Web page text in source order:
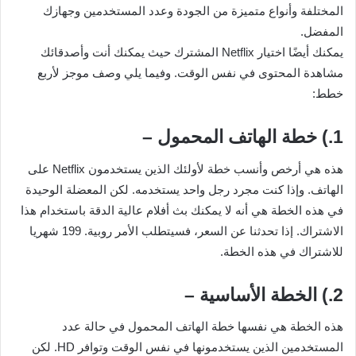
المختلفة وأنواع متميزة من الجودة وعدد المستخدمين وجهازك
المفضل.
يمكنك أيضًا اختيار Netflix المشترك حيث يمكنك أنت وأصدقائك
مشاهدة المحتوى في نفس الوقت. وفيما يلي وصف موجز لأربع
خطط:
1.) خطة الهاتف المحمول –
هذه هي أرخص وأنسب خطة لأولئك الذين يستخدمون Netflix على
الهاتف. وإذا كنت مجرد رجل واحد يستخدمه. لكن المعضلة الوحيدة
في هذه الخطة هي أنه لا يمكنك بث أفلام عالية الدقة باستخدام هذا
الاشتراك. إذا تحدثنا عن السعر، فسيتطلب الأمر روبية. 199 شهريا
للاشتراك في هذه الخطة.
2.) الخطة الأساسية –
هذه الخطة هي نفسها خطة الهاتف المحمول في حالة عدد
المستخدمين الذين يستخدمونها في نفس الوقت وتوافر HD. لكن